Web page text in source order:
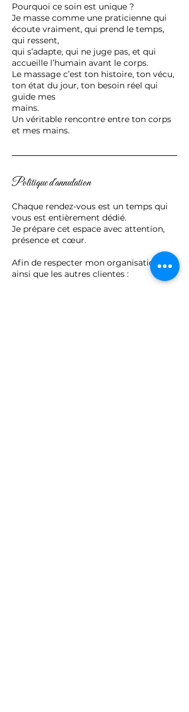
Pourquoi ce soin est unique ?
Je masse comme une praticienne qui
écoute vraiment, qui prend le temps,
qui ressent,
qui s’adapte, qui ne juge pas, et qui
accueille l’humain avant le corps.
Le massage c’est ton histoire, ton vécu,
ton état du jour, ton besoin réel qui
guide mes
mains.
Un véritable rencontre entre ton corps
et mes mains.
Politique d'annulation
Chaque rendez-vous est un temps qui
vous est entièrement dédié.
Je prépare cet espace avec attention,
présence et cœur.
Afin de respecter mon organisation
ainsi que les autres clientes :